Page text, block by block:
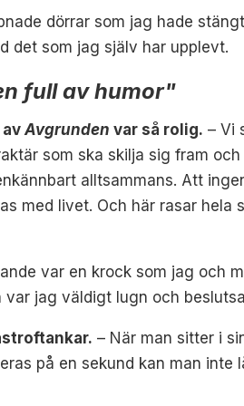
dörrar som jag hade
det som jag själv har upplevt.
full av humor"
avAvgrunden var så rolig. – Vi
som ska skilja sig fram
alltsammans. Att
med livet. Och här rasar hela
var en krock som jag och
var jag väldigt lugn och
– När man sitter i
på en sekund kan man inte